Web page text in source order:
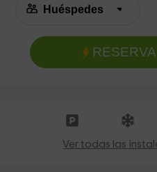
Ver todas las